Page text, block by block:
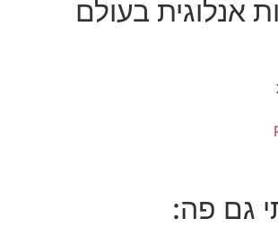
אנלוגית בעולם
גם פה: